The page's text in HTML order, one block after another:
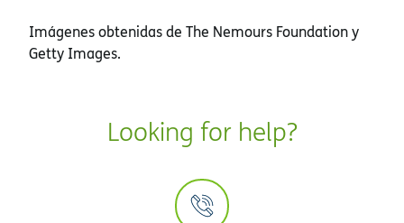
Imágenes obtenidas de The Nemours Foundation y
Getty Images.
Looking for help?